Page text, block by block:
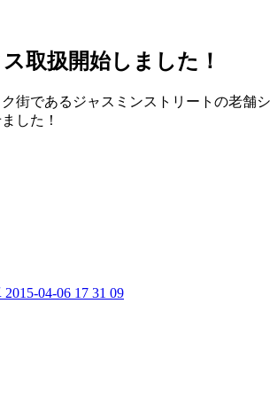
取扱開始しました！
街であるジャスミンストリートの老
した！